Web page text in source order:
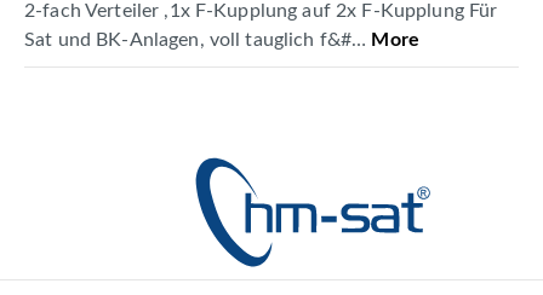
2-fach Verteiler ,1x F-Kupplung auf 2x F-Kupplung Für
Sat und BK-Anlagen, voll tauglich f&#… More